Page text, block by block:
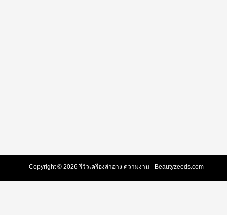
Copyright © 2026 รีวิวเครื่องสำอาง ความงาม - Beautyzeeds.com